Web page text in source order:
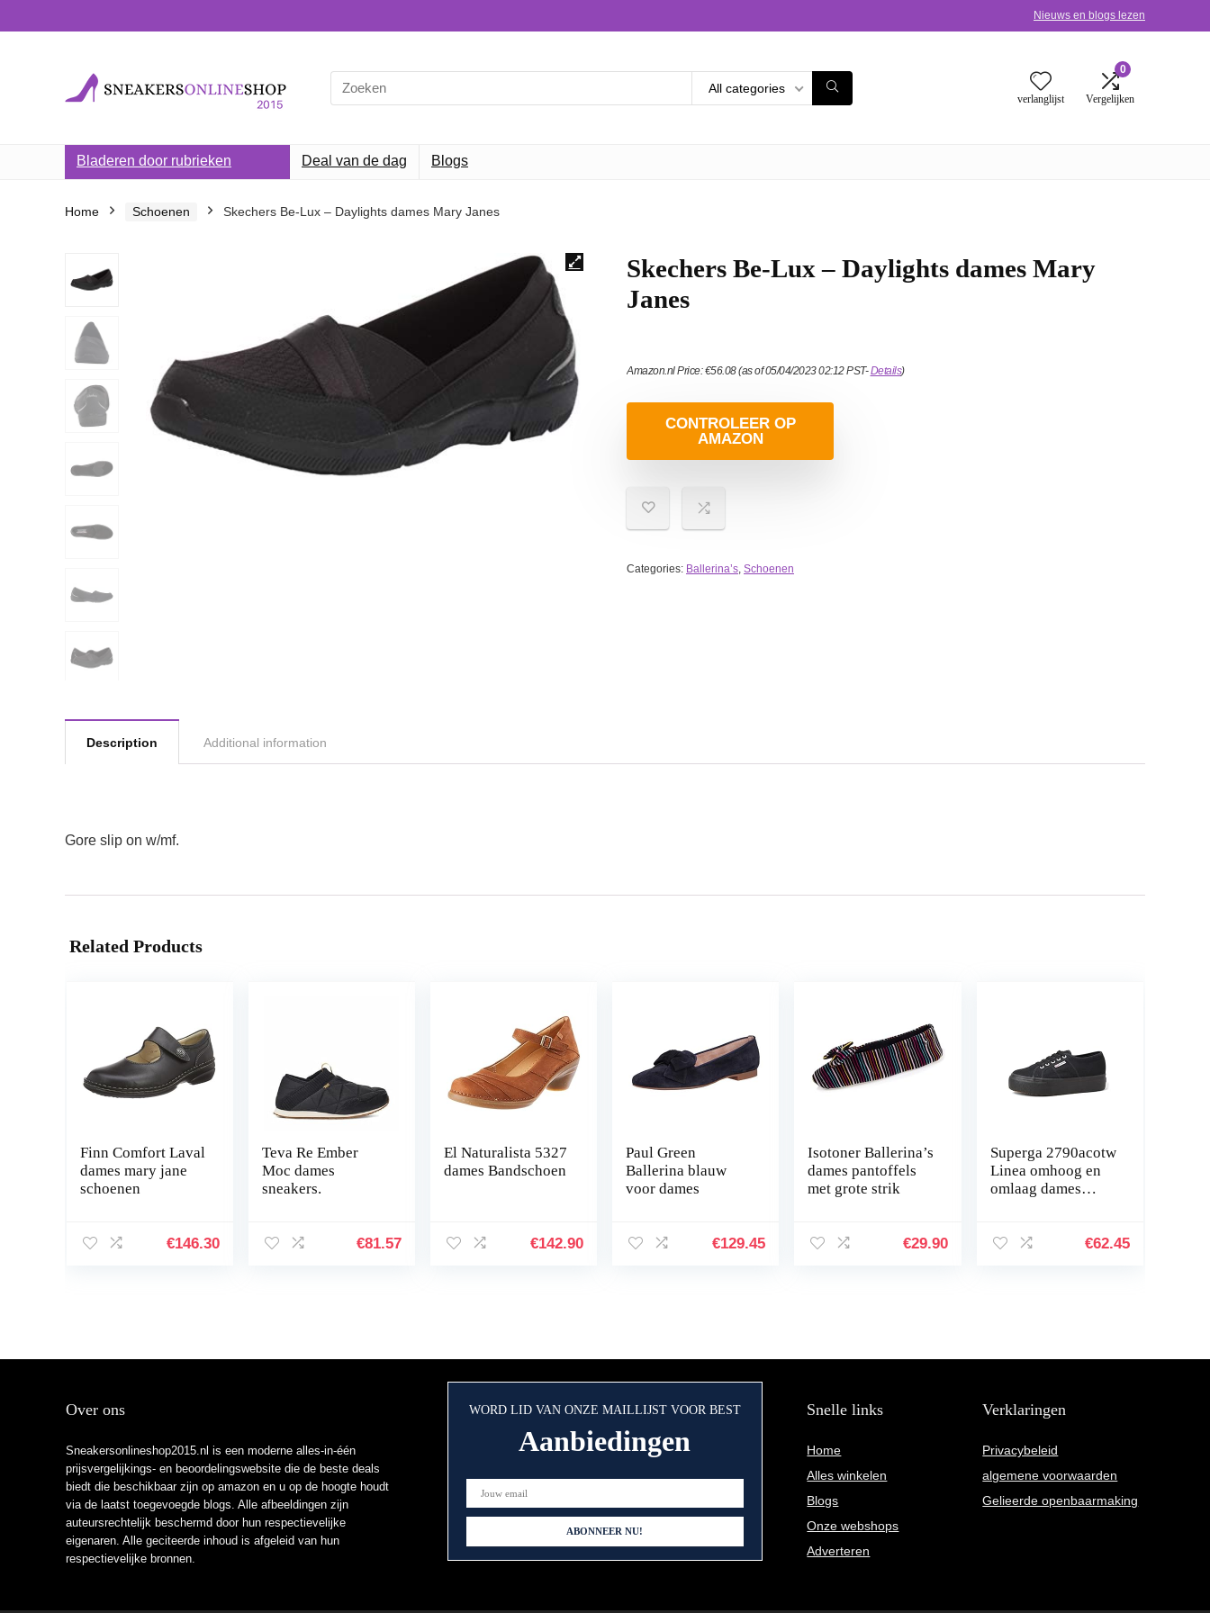
Nieuws en blogs lezen
Search
for:
All categories
verlanglijst
0
Vergelijken
Bladeren door rubrieken Deal van de dag Blogs
Home Schoenen Skechers Be-Lux – Daylights dames Mary Janes
Skechers Be-Lux – Daylights dames Mary
Janes
Amazon.nl Price:€56.08(as of 05/04/2023 02:12 PST-Details)
CONTROLEER OP
AMAZON
Categories: Ballerina’s, Schoenen
Description Additional information
Gore slip on w/mf.
Related Products
Finn Comfort Laval
dames mary jane
schoenen
€146.30
Teva Re Ember
Moc dames
sneakers.
€81.57
El Naturalista 5327
dames Bandschoen
€142.90
Paul Green
Ballerina blauw
voor dames
€129.45
Isotoner Ballerina’s
dames pantoffels
met grote strik
€29.90
Superga 2790acotw
Linea omhoog en
omlaag dames
€62.45
Over ons
Sneakersonlineshop2015.nl is een moderne alles-in-één
prijsvergelijkings- en beoordelingswebsite die de beste deals
biedt die beschikbaar zijn op amazon en u op de hoogte houdt
via de laatst toegevoegde blogs. Alle afbeeldingen zijn
auteursrechtelijk beschermd door hun respectievelijke
eigenaren. Alle geciteerde inhoud is afgeleid van hun
respectievelijke bronnen.
WORD LID VAN ONZE MAILLIJST VOOR BEST
Aanbiedingen
Snelle links
Home
Alles winkelen
Blogs
Onze webshops
Adverteren
Verklaringen
Privacybeleid
algemene voorwaarden
Gelieerde openbaarmaking